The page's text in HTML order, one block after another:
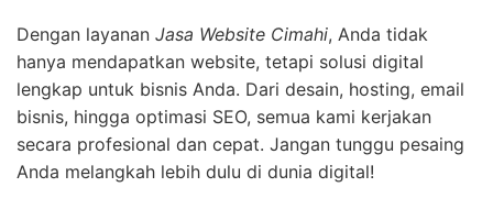
Dengan layanan Jasa Website Cimahi, Anda tidak
hanya mendapatkan website, tetapi solusi digital
lengkap untuk bisnis Anda. Dari desain, hosting, email
bisnis, hingga optimasi SEO, semua kami kerjakan
secara profesional dan cepat. Jangan tunggu pesaing
Anda melangkah lebih dulu di dunia digital!